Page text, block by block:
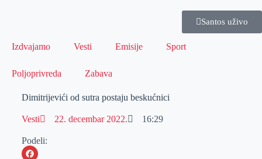
Santos uživo
Izdvajamo Vesti Emisije Sport
Poljoprivreda Zabava
Dimitrijevići od sutra postaju beskućnici
Vesti 22. decembar 2022. 16:29
Podeli: